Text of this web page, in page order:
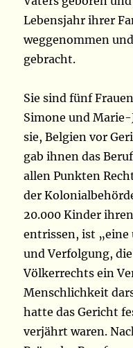
Lebensjahr ihrer
weggenommen
gebracht.
Sie sind fünf
Simone und Marie-
sie, Belgien vor
gab ihnen das
allen Punkten
der
20.000 Kinder
entrissen, ist
und Verfolgung,
Völkerrechts ein
Menschlichkeit
hatte das Gericht
verjährt waren.